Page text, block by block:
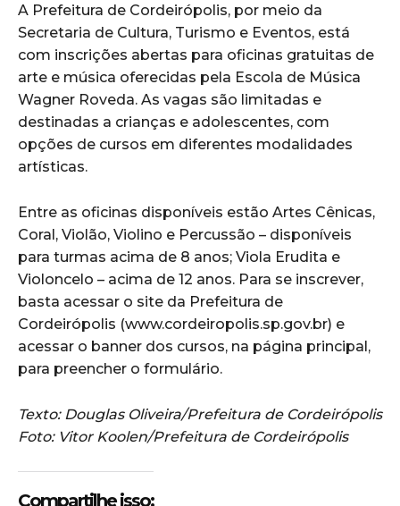
A Prefeitura de Cordeirópolis, por meio da
Secretaria de Cultura, Turismo e Eventos, está
com inscrições abertas para oficinas gratuitas de
arte e música oferecidas pela Escola de Música
Wagner Roveda. As vagas são limitadas e
destinadas a crianças e adolescentes, com
opções de cursos em diferentes modalidades
artísticas.
Entre as oficinas disponíveis estão Artes Cênicas,
Coral, Violão, Violino e Percussão – disponíveis
para turmas acima de 8 anos; Viola Erudita e
Violoncelo – acima de 12 anos. Para se inscrever,
basta acessar o site da Prefeitura de
Cordeirópolis (www.cordeiropolis.sp.gov.br) e
acessar o banner dos cursos, na página principal,
para preencher o formulário.
Texto: Douglas Oliveira/Prefeitura de Cordeirópolis
Foto: Vitor Koolen/Prefeitura de Cordeirópolis
Compartilhe isso: